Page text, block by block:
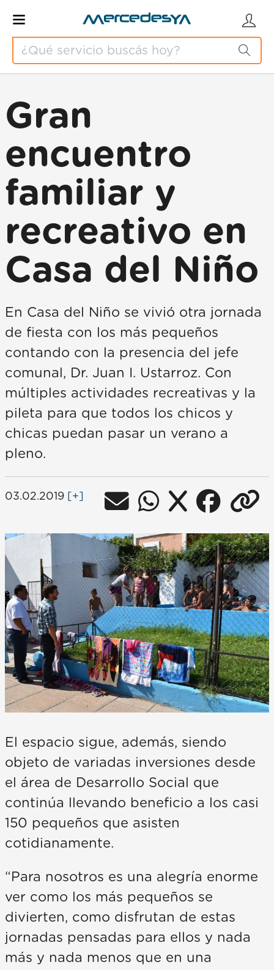
Gran
encuentro
familiar y
recreativo en
Casa del Niño
En Casa del Niño se vivió otra jornada
de fiesta con los más pequeños
contando con la presencia del jefe
comunal, Dr. Juan I. Ustarroz. Con
múltiples actividades recreativas y la
pileta para que todos los chicos y
chicas puedan pasar un verano a
pleno.
03.02.2019 [+]
El espacio sigue, además, siendo
objeto de variadas inversiones desde
el área de Desarrollo Social que
continúa llevando beneficio a los casi
150 pequeños que asisten
cotidianamente.
“Para nosotros es una alegría enorme
ver como los más pequeños se
divierten, como disfrutan de estas
jornadas pensadas para ellos y nada
más y nada menos que en una